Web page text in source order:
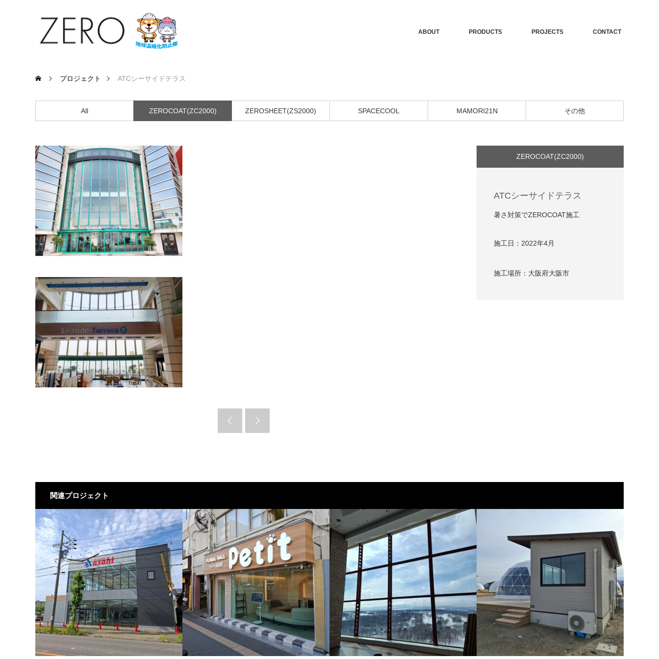
ABOUT PRODUCTS PROJECTS CONTACT
プロジェクト ATCシーサイドテラス
All ZEROCOAT(ZC2000) ZEROSHEET(ZS2000) SPACECOOL MAMORI21N その他
ZEROCOAT(ZC2000)
ATCシーサイドテラス
暑さ対策でZEROCOAT施工
施工日：2022年4月
施工場所：大阪府大阪市
関連プロジェクト